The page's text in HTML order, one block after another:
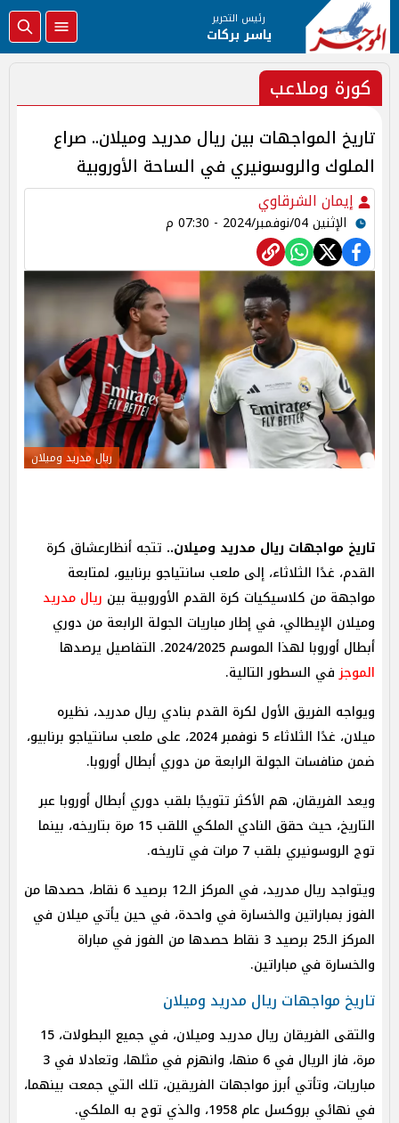
رئيس التحرير
ياسر بركات
كورة وملاعب
تاريخ المواجهات بين ريال مدريد وميلان.. صراع
الملوك والروسونيري في الساحة الأوروبية
إيمان الشرقاوي
الإثنين 04/نوفمبر/2024 - 07:30 م
ريال مدريد وميلان
تاريخ مواجهات ريال مدريد وميلان.. تتجه أنظارعشاق كرة
القدم، غدًا الثلاثاء، إلى ملعب سانتياجو برنابيو، لمتابعة
مواجهة من كلاسيكيات كرة القدم الأوروبية بين ريال مدريد
وميلان الإيطالي، في إطار مباريات الجولة الرابعة من دوري
أبطال أوروبا لهذا الموسم 2024/2025. التفاصيل يرصدها
الموجزفي السطور التالية.
ويواجه الفريق الأول لكرة القدم بنادي ريال مدريد، نظيره
ميلان، غدًا الثلاثاء 5 نوفمبر 2024، على ملعب سانتياجو برنابيو،
ضمن منافسات الجولة الرابعة من دوري أبطال أوروبا.
ويعد الفريقان، هم الأكثر تتويجًا بلقب دوري أبطال أوروبا عبر
التاريخ، حيث حقق النادي الملكي اللقب 15 مرة بتاريخه، بينما
توج الروسونيري بلقب 7 مرات في تاريخه.
ويتواجد ريال مدريد، في المركز الـ12 برصيد 6 نقاط، حصدها من
الفوز بمباراتين والخسارة في واحدة، في حين يأتي ميلان في
المركز الـ25 برصيد 3 نقاط حصدها من الفوز في مباراة
والخسارة في مباراتين.
تاريخ مواجهات ريال مدريد وميلان
والتقى الفريقان ريال مدريد وميلان، في جميع البطولات، 15
مرة، فاز الريال في 6 منها، وانهزم في مثلها، وتعادلا في 3
مباريات، وتأتي أبرز مواجهات الفريقين، تلك التي جمعت بينهما،
في نهائي بروكسل عام 1958، والذي توج به الملكي.